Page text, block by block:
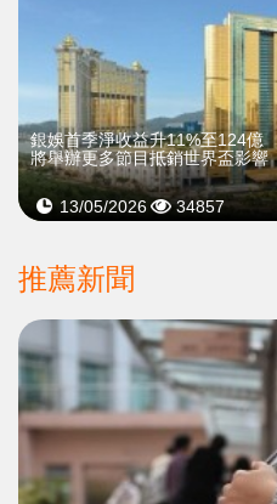
銀娛首季淨收益升11%至124億
將舉辦更多節目抵銷世界盃影響
13/05/2026 34857
推薦新聞